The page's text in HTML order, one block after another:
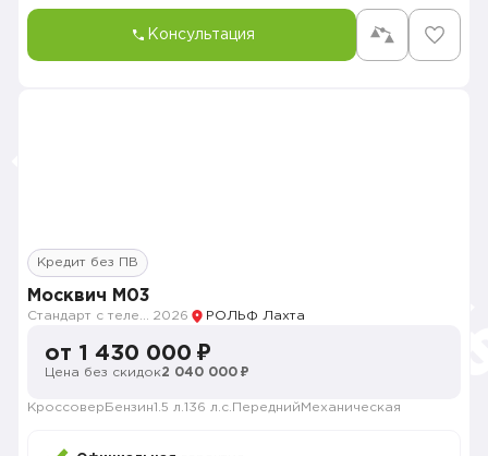
Консультация
Кредит без ПВ
Москвич M03
2026 РОЛЬФ Лахта
от 1 430 000 ₽
Цена без скидок2 040 000 ₽
Кроссовер Бензин1.5 л. 136 л.с. Передний Механическая